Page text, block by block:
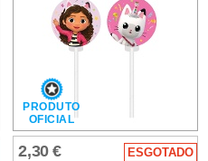
PRODUTO
OFICIAL
2,30 € ESGOTADO